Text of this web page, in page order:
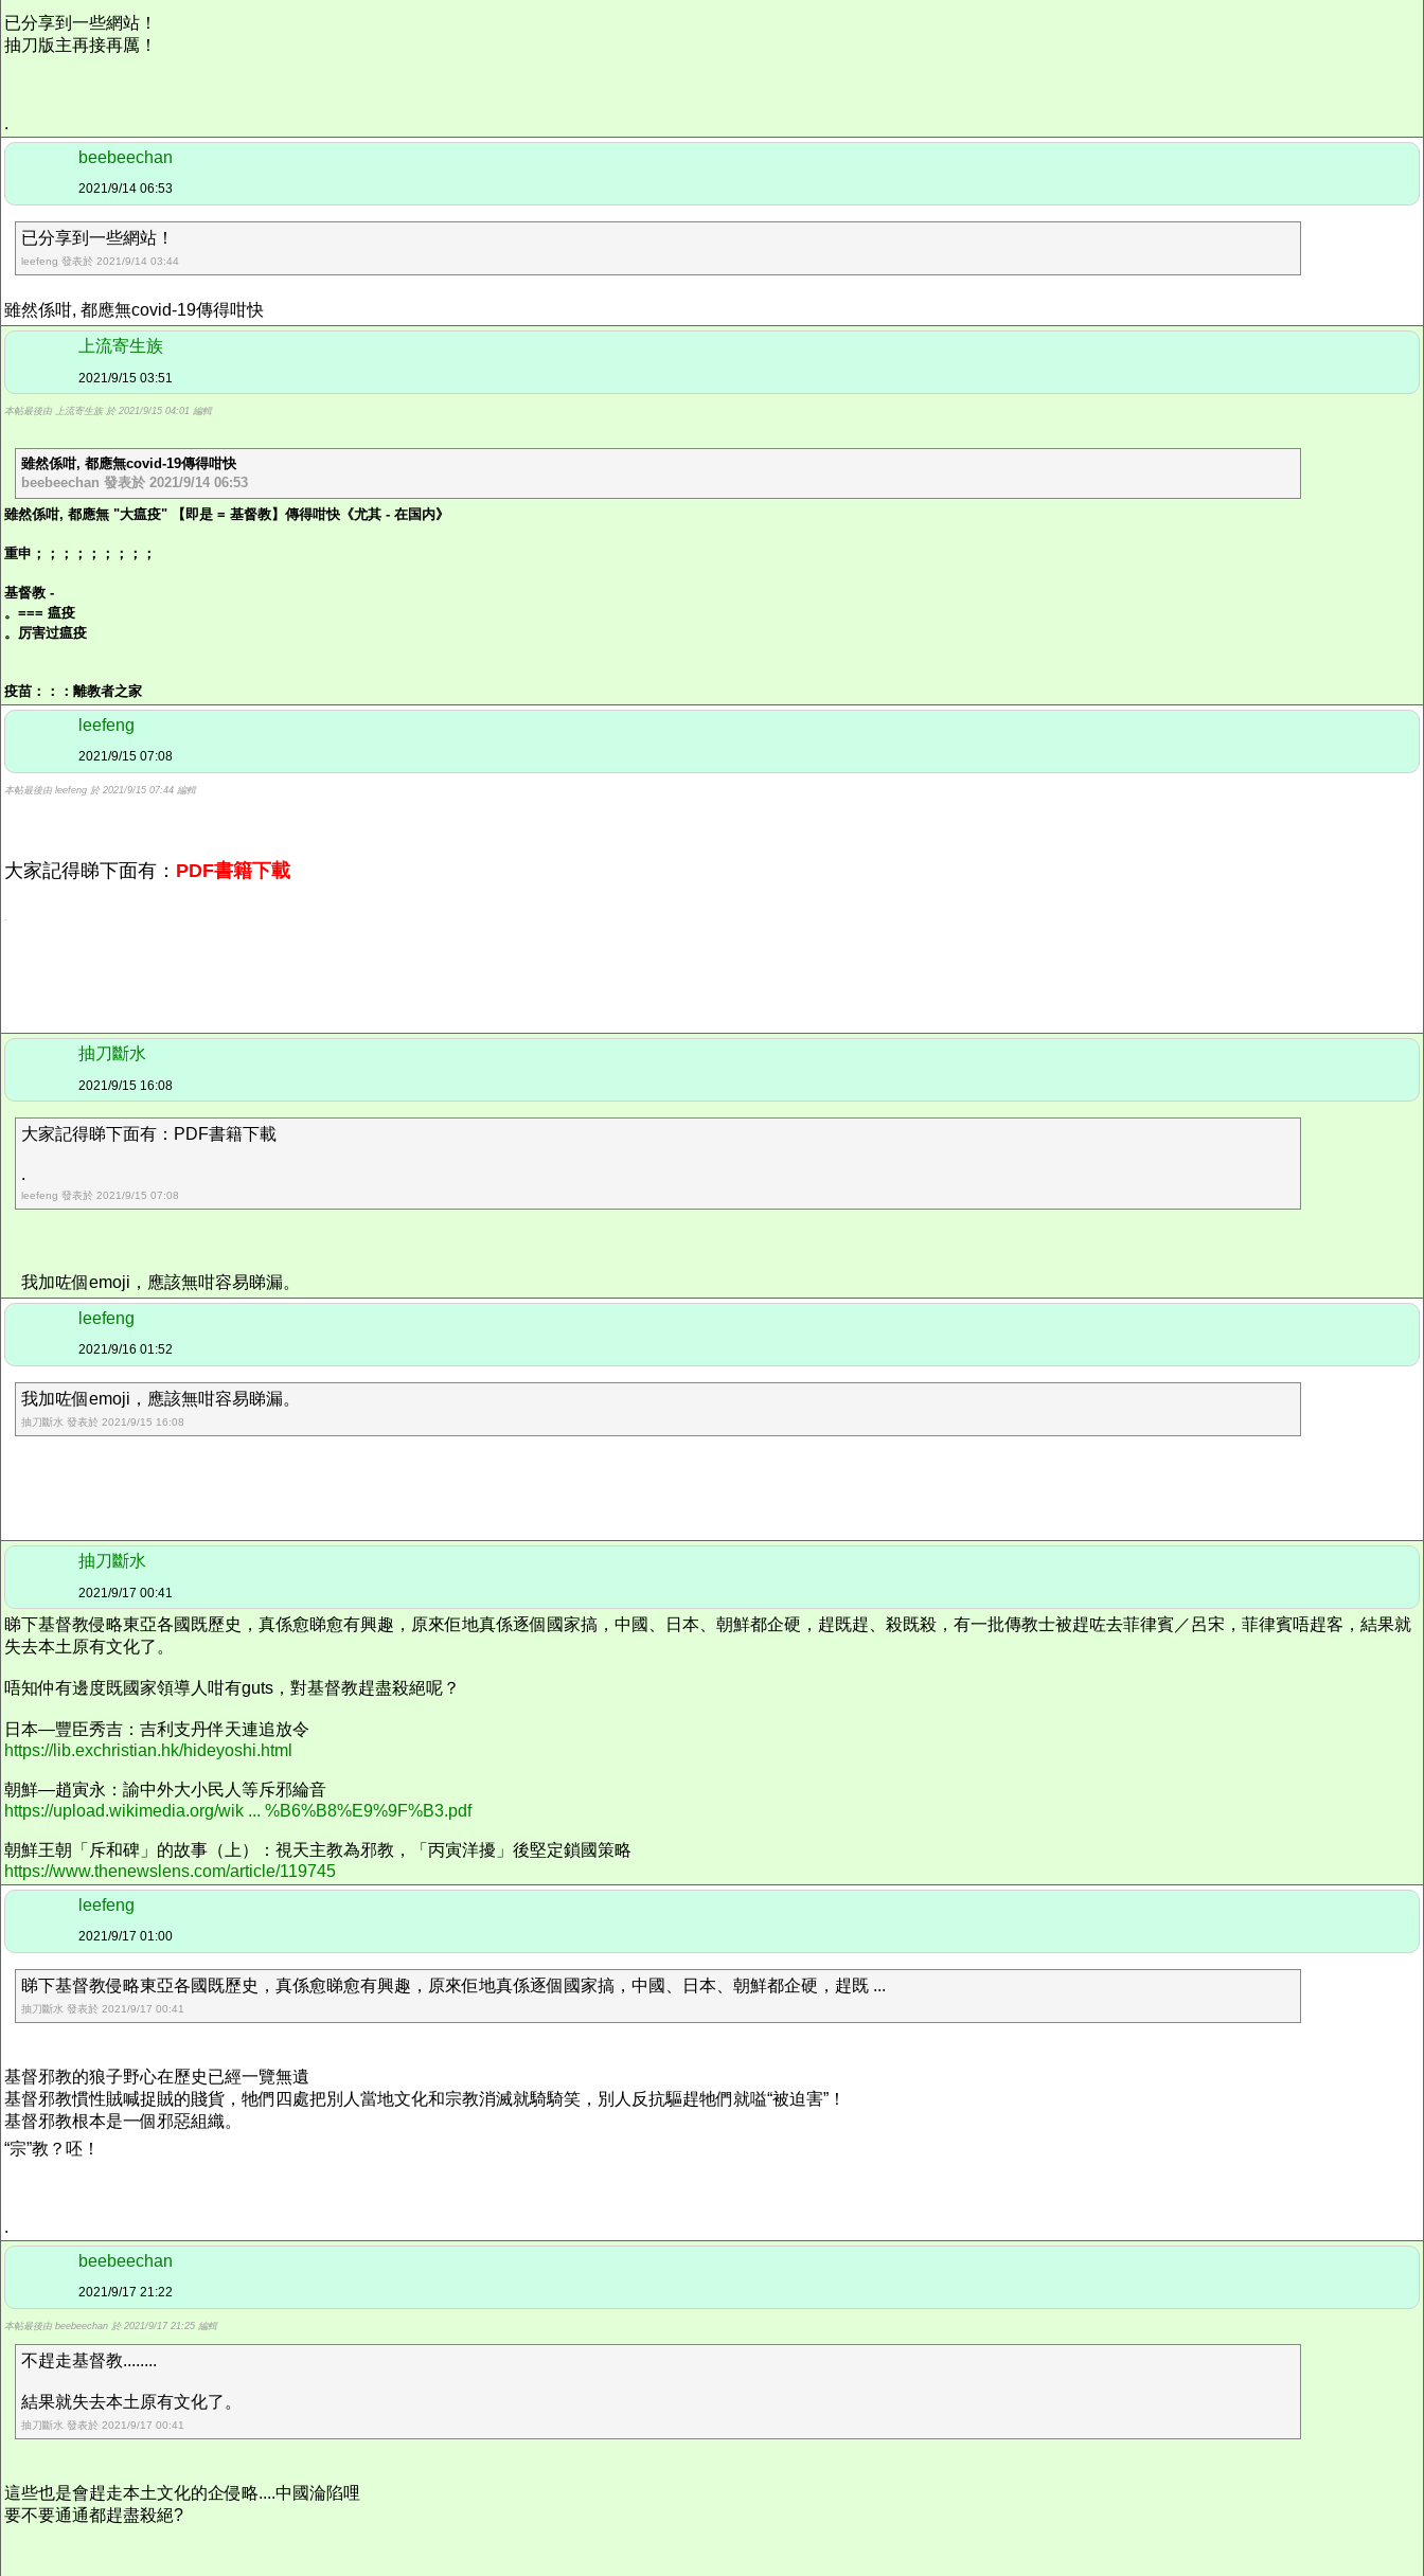
已分享到一些網站！
抽刀版主再接再厲！
.
beebeechan
2021/9/14 06:53
已分享到一些網站！
leefeng 發表於 2021/9/14 03:44
雖然係咁, 都應無covid-19傳得咁快
上流寄生族
2021/9/15 03:51
本帖最後由 上流寄生族 於 2021/9/15 04:01 編輯
雖然係咁, 都應無covid-19傳得咁快
beebeechan 發表於 2021/9/14 06:53
雖然係咁, 都應無 "大瘟疫" 【即是 = 基督教】傳得咁快《尤其 - 在国内》
重申；；；；；；；；；
基督教 -
。=== 瘟疫
。厉害过瘟疫
疫苗：：： 離教者之家
leefeng
2021/9/15 07:08
本帖最後由 leefeng 於 2021/9/15 07:44 編輯
大家記得睇下面有： PDF書籍下載
.
抽刀斷水
2021/9/15 16:08
大家記得睇下面有：PDF書籍下載
.
leefeng 發表於 2021/9/15 07:08
我加咗個emoji，應該無咁容易睇漏。
leefeng
2021/9/16 01:52
我加咗個emoji，應該無咁容易睇漏。
抽刀斷水 發表於 2021/9/15 16:08
抽刀斷水
2021/9/17 00:41
睇下基督教侵略東亞各國既歷史，真係愈睇愈有興趣，原來佢地真係逐個國家搞，中國、日本、朝鮮都企硬，趕既趕、殺既殺，有一批傳教士被趕咗去菲律賓／呂宋，菲律賓唔趕客，結果就
失去本土原有文化了。
唔知仲有邊度既國家領導人咁有guts，對基督教趕盡殺絕呢？
日本—豐臣秀吉：吉利支丹伴天連追放令
https://lib.exchristian.hk/hideyoshi.html
朝鮮—趙寅永：諭中外大小民人等斥邪綸音
https://upload.wikimedia.org/wik ... %B6%B8%E9%9F%B3.pdf
朝鮮王朝「斥和碑」的故事（上）：視天主教為邪教，「丙寅洋擾」後堅定鎖國策略
https://www.thenewslens.com/article/119745
leefeng
2021/9/17 01:00
睇下基督教侵略東亞各國既歷史，真係愈睇愈有興趣，原來佢地真係逐個國家搞，中國、日本、朝鮮都企硬，趕既 ...
抽刀斷水 發表於 2021/9/17 00:41
基督邪教的狼子野心在歷史已經一覽無遺
基督邪教慣性賊喊捉賊的賤貨，牠們四處把別人當地文化和宗教消滅就騎騎笑，別人反抗驅趕牠們就嗌“被迫害”！
基督邪教根本是一個邪惡組織。
“宗”教？呸！
.
beebeechan
2021/9/17 21:22
本帖最後由 beebeechan 於 2021/9/17 21:25 編輯
不趕走基督教........
結果就失去本土原有文化了。
抽刀斷水 發表於 2021/9/17 00:41
這些也是會趕走本土文化的企侵略....中國淪陷哩
要不要通通都趕盡殺絕?